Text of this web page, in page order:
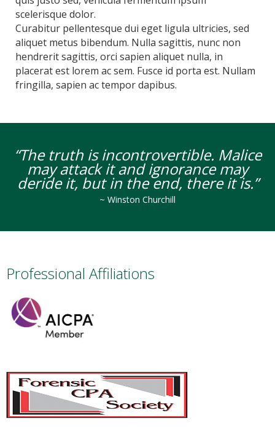
scelerisque dolor.
Curabitur pellentesque dui eget ligula ultricies, sed
aliquet metus bibendum. Nulla sagittis, nunc non
hendrerit sagittis, orci sapien aliquet nulla, in
placerat est lorem ac sem. Fusce id porta est. Nullam
fringilla, sapien ac tempor dapibus.
“The truth is incontrovertible. Malice
may attack it and ignorance may
deride it, but in the end, there it is.”
~ Winston Churchill
Professional Affiliations